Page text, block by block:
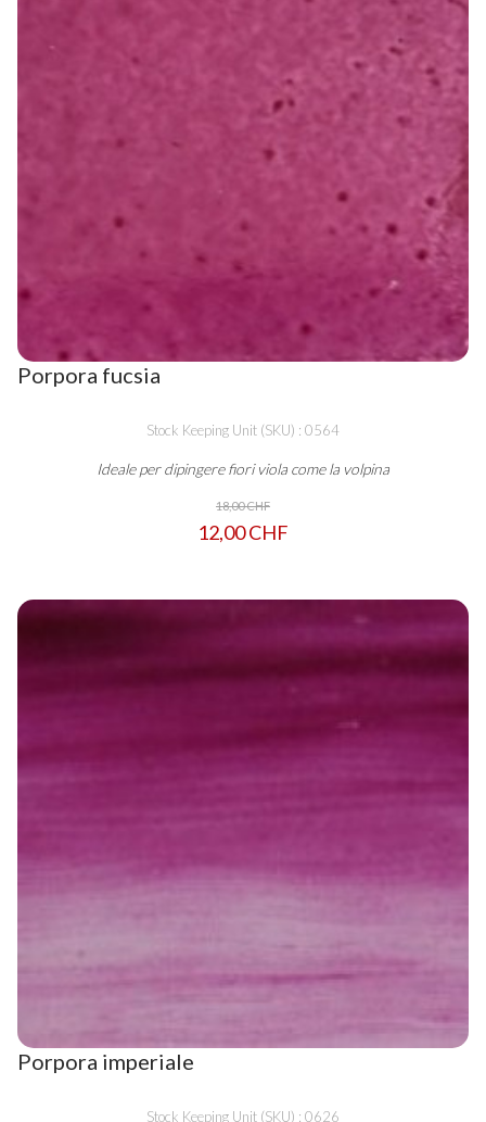
Porpora fucsia
Stock Keeping Unit (SKU) : 0564
Ideale per dipingere fiori viola come la volpina
18,00 CHF
12,00 CHF
Porpora imperiale
Stock Keeping Unit (SKU) : 0626